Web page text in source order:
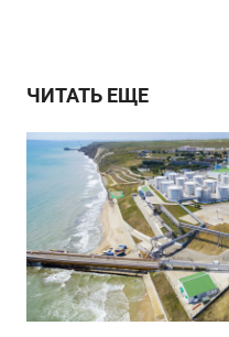
ЧИТАТЬ ЕЩЕ